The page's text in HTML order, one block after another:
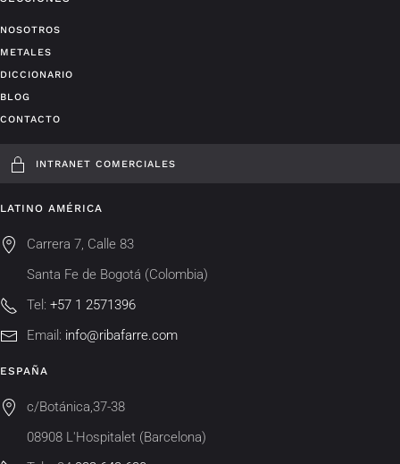
NOSOTROS
METALES
DICCIONARIO
BLOG
CONTACTO
INTRANET COMERCIALES
LATINO AMÉRICA
Carrera 7, Calle 83
Santa Fe de Bogotá (Colombia)
Tel: +57 1 2571396
Email: info@ribafarre.com
ESPAÑA
c/Botánica,37-38
08908 L'Hospitalet (Barcelona)